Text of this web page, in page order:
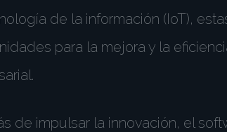
de la información (IoT),
para la mejora y la
de impulsar la innovación, el